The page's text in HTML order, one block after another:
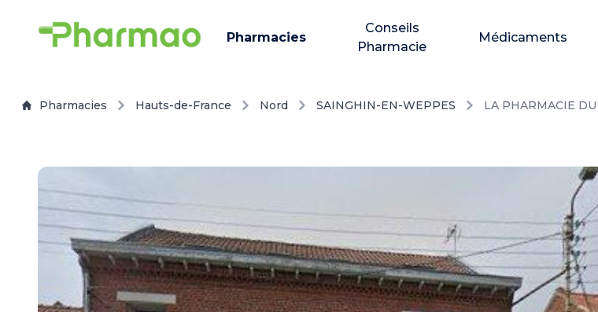
Pharmacies
Conseils
Pharmacie
Médicaments
Pharmacies Hauts-de-France Nord SAINGHIN-EN-WEPPES LA PHARMACIE DU